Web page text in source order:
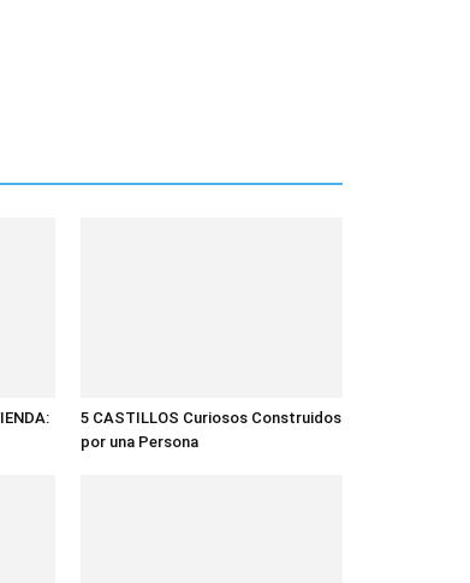
5 CASTILLOS Curiosos Construidos
por una Persona